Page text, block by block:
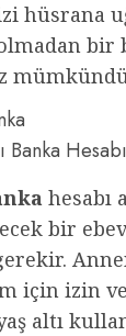
hüsrana
bir
Banka
hesabı
bir
için izin
altı